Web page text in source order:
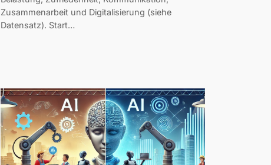
Zusammenarbeit und Digitalisierung (siehe
Datensatz). Start…